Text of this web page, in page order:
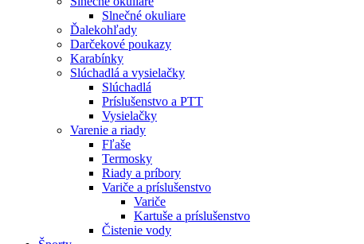
Slnečné okuliare
Ďalekohľady
Darčekové poukazy
Karabínky
Slúchadlá a vysielačky
Slúchadlá
Príslušenstvo a PTT
Vysielačky
Varenie a riady
Fľaše
Termosky
Riady a príbory
Variče a príslušenstvo
Variče
Kartuše a príslušenstvo
Čistenie vody